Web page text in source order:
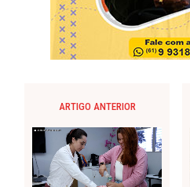
ARTIGO ANTERIOR